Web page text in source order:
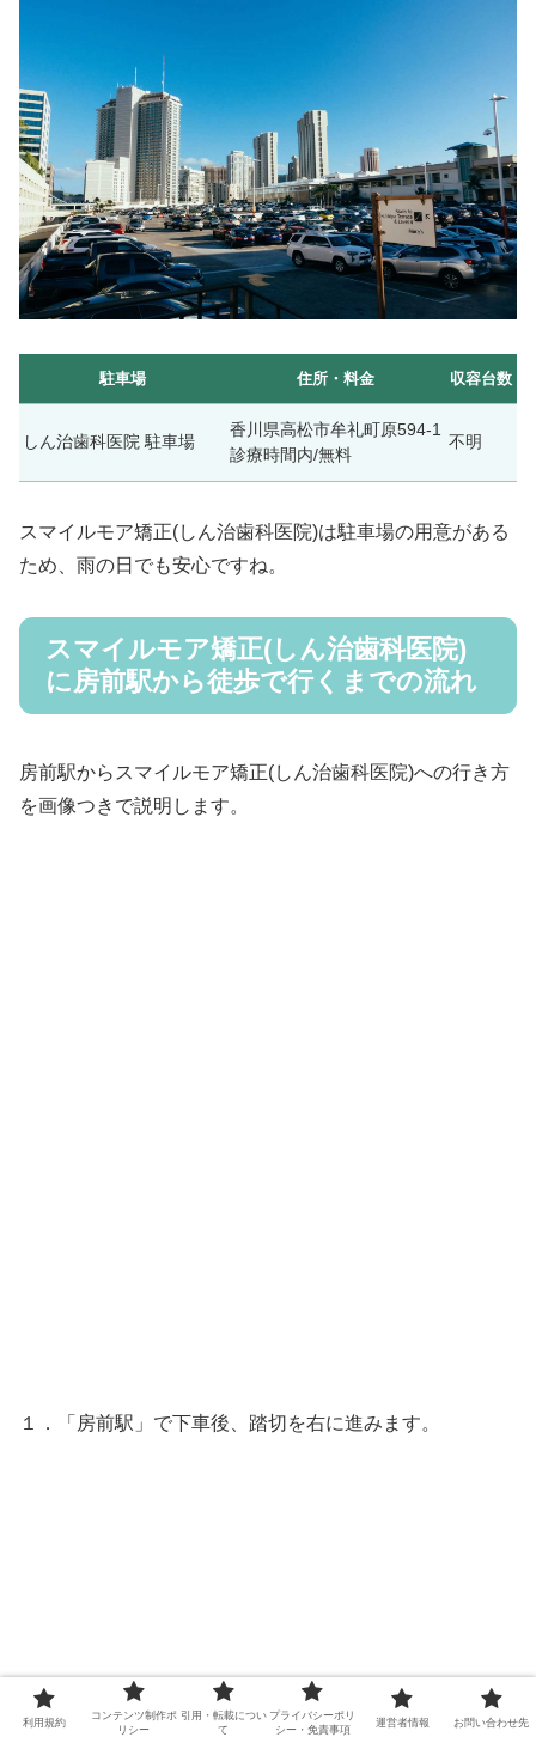
駐車場 住所・料金 収容台数
しん治歯科医院 駐車場
香川県高松市牟礼町原594-1
診療時間内/無料
不明
スマイルモア矯正(しん治歯科医院)は駐車場の用意がある
ため、雨の日でも安心ですね。
スマイルモア矯正(しん治歯科医院)
に房前駅から徒歩で行くまでの流れ
房前駅からスマイルモア矯正(しん治歯科医院)への行き方
を画像つきで説明します。
１．「房前駅」で下車後、踏切を右に進みます。
利用規約
コンテンツ制作ポ
リシー
引用・転載につい
て
プライバシーポリ
シー・免責事項
運営者情報 お問い合わせ先